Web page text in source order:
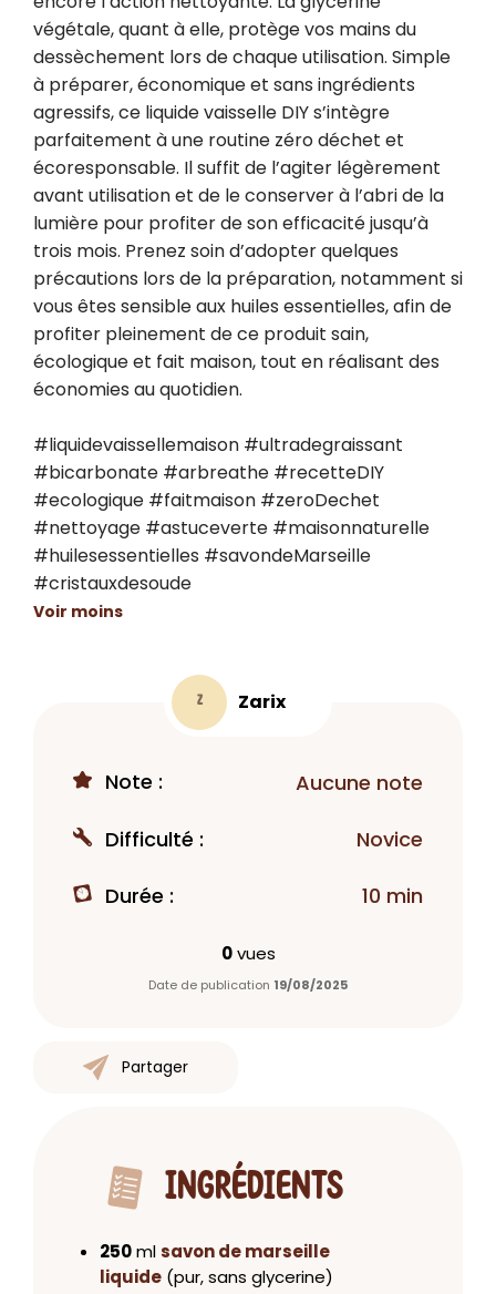
végétale, quant à elle, protège vos mains du
dessèchement lors de chaque utilisation. Simple
à préparer, économique et sans ingrédients
agressifs, ce liquide vaisselle DIY s’intègre
parfaitement à une routine zéro déchet et
écoresponsable. Il suffit de l’agiter légèrement
avant utilisation et de le conserver à l’abri de la
lumière pour profiter de son efficacité jusqu’à
trois mois. Prenez soin d’adopter quelques
précautions lors de la préparation, notamment si
vous êtes sensible aux huiles essentielles, afin de
profiter pleinement de ce produit sain,
écologique et fait maison, tout en réalisant des
économies au quotidien.
#liquidevaissellemaison #ultradegraissant
#bicarbonate #arbreathe #recetteDIY
#ecologique #faitmaison #zeroDechet
#nettoyage #astuceverte #maisonnaturelle
#huilesessentielles #savondeMarseille
#cristauxdesoude
Voir moins
Z Zarix
Note : Aucune note
Difficulté : Novice
Durée : 10 min
0vues
Date de publication 19/08/2025
Partager
INGRÉDIENTS
250mlsavon de marseille
liquide (pur, sans glycerine)